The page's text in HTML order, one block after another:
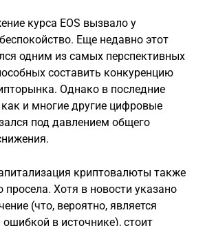
курса EOS вызвало у
Еще недавно этот
одним из самых перспективных
составить конкуренцию
Однако в последние
как и многие другие цифровые
под давлением общего
криптовалюты также
просела. Хотя в новости указано
(что, вероятно, является
ошибкой в источнике), стоит